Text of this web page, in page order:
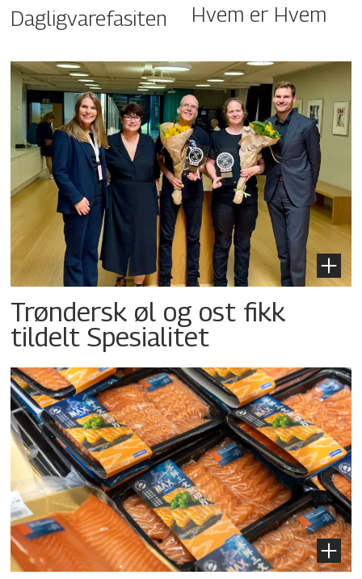
Dagligvarefasiten Hvem er Hvem
Trøndersk øl og ost fikk
tildelt Spesialitet